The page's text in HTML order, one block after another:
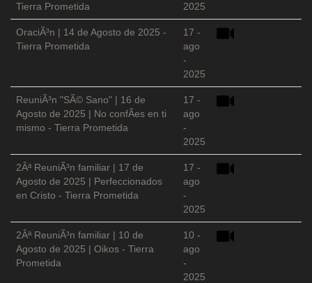
Tierra Prometida
2025
OraciÃ³n | 14 de Agosto de 2025 -
Tierra Prometida
17 -
ago
-
2025
ReuniÃ³n "SÃ© Sano" | 16 de
Agosto de 2025 | No confÃ­es en ti
mismo - Tierra Prometida
17 -
ago
-
2025
2Âª ReuniÃ³n familiar | 17 de
Agosto de 2025 | Perfeccionados
en Cristo - Tierra Prometida
17 -
ago
-
2025
2Âª ReuniÃ³n familiar | 10 de
Agosto de 2025 | Oikos - Tierra
Prometida
10 -
ago
-
2025